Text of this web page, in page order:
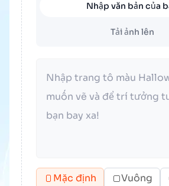
Nhập văn bản của
Tải ảnh lên
Mặc định Vuông